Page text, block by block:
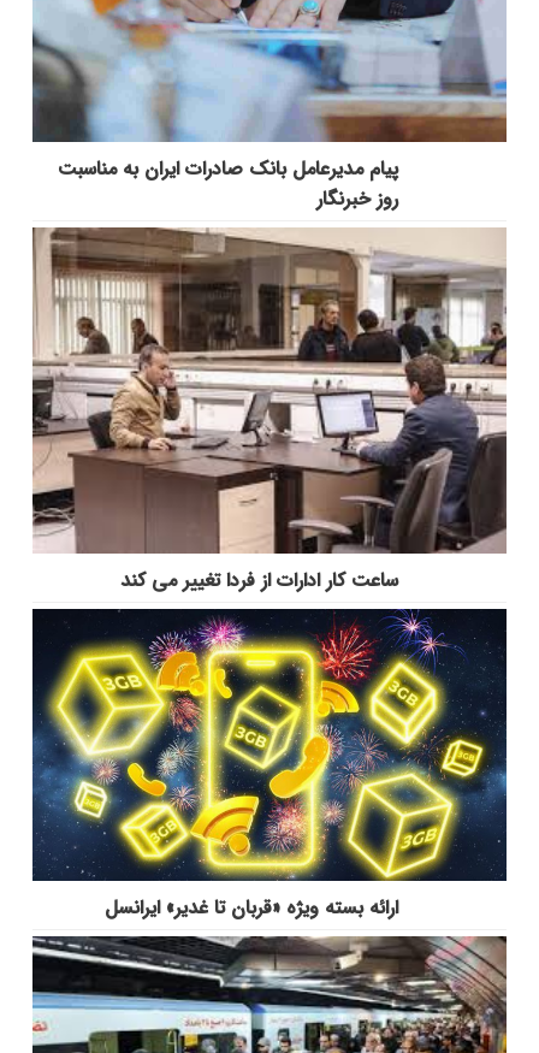
پیام مدیرعامل بانک صادرات ایران به مناسبت
روز خبرنگار
ساعت کار ادارات از فردا تغییر می کند
ارائه بسته ویژه «قربان تا غدیر» ایرانسل